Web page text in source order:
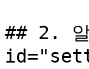
## 2.